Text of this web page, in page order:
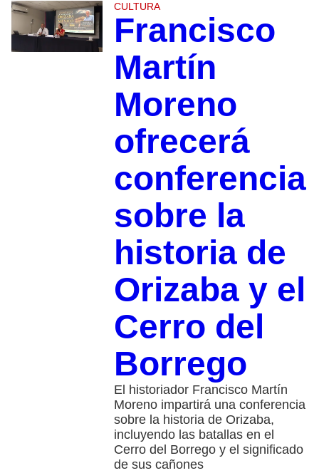
CULTURA
Francisco
Martín
Moreno
ofrecerá
conferencia
sobre la
historia de
Orizaba y el
Cerro del
Borrego
El historiador Francisco Martín
Moreno impartirá una conferencia
sobre la historia de Orizaba,
incluyendo las batallas en el
Cerro del Borrego y el significado
de sus cañones